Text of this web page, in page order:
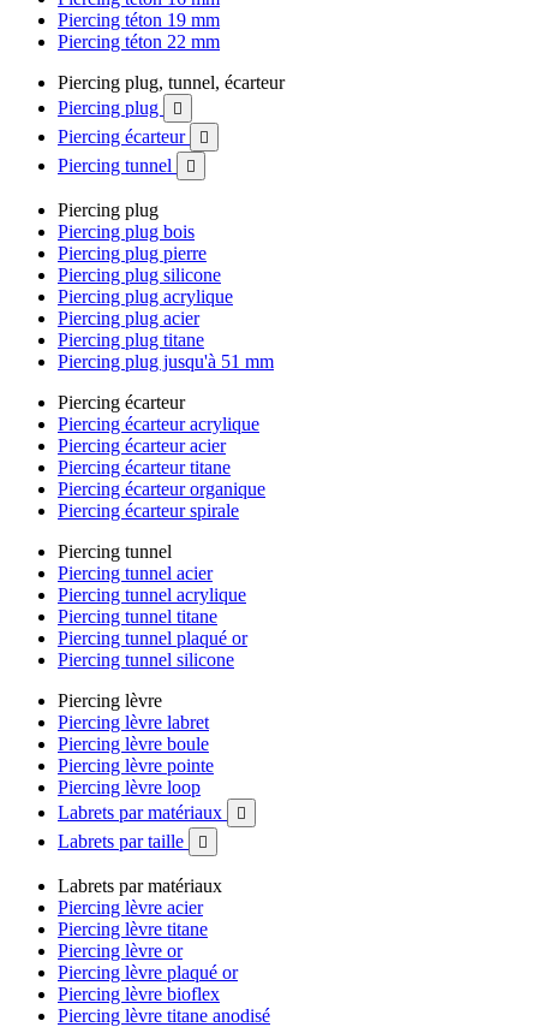
Piercing téton 19 mm
Piercing téton 22 mm
Piercing plug, tunnel, écarteur
Piercing plug

Piercing écarteur 
Piercing tunnel 
Piercing plug
Piercing plug bois
Piercing plug pierre
Piercing plug silicone
Piercing plug acrylique
Piercing plug acier
Piercing plug titane
Piercing plug jusqu'à 51 mm
Piercing écarteur
Piercing écarteur acrylique
Piercing écarteur acier
Piercing écarteur titane
Piercing écarteur organique
Piercing écarteur spirale
Piercing tunnel
Piercing tunnel acier
Piercing tunnel acrylique
Piercing tunnel titane
Piercing tunnel plaqué or
Piercing tunnel silicone
Piercing lèvre
Piercing lèvre labret
Piercing lèvre boule
Piercing lèvre pointe
Piercing lèvre loop
Labrets par matériaux

Labrets par taille 
Labrets par matériaux
Piercing lèvre acier
Piercing lèvre titane
Piercing lèvre or
Piercing lèvre plaqué or
Piercing lèvre bioflex
Piercing lèvre titane anodisé